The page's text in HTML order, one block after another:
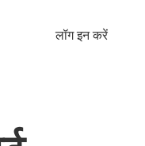
लॉग इन करें